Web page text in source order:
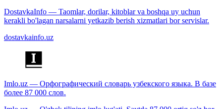
DostavkaInfo — Taomlar, dorilar, kitoblar va boshqa uy uchun
kerakli bo'lagan narsalarni yetkazib berish xizmatlari bor servislar.
dostavkainfo.uz
Imlo.uz — Орфографический словарь узбекского языка. В базе
более 87 000 слов.